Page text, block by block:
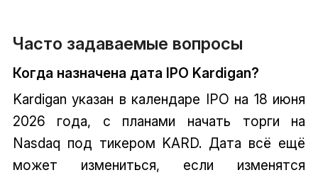
Часто задаваемые вопросы
Когда назначена дата IPO Kardigan?
Kardigan указан в календаре IPO на 18 июня
2026 года, с планами начать торги на
Nasdaq под тикером KARD. Дата всё ещё
может измениться, если изменятся